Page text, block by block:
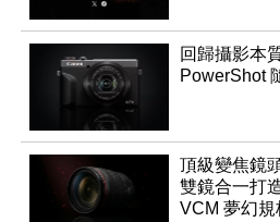
回歸攝影本
PowerShot
頂級變焦鏡
雙鏡合一打
VCM 夢幻規